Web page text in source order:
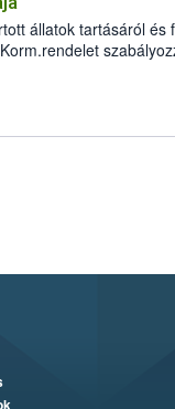
állatok tartásáról és
veszélye
valamint a veszélyes